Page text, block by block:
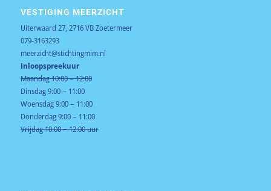
VESTIGING MEERZICHT
Uiterwaard 27, 2716 VB Zoetermeer
079-3163293
meerzicht@stichtingmim.nl
Inloopspreekuur
Maandag 10:00 – 12:00
Dinsdag 9:00 – 11:00
Woensdag 9:00 – 11:00
Donderdag 9:00 – 11:00
Vrijdag 10:00 – 12:00 uur